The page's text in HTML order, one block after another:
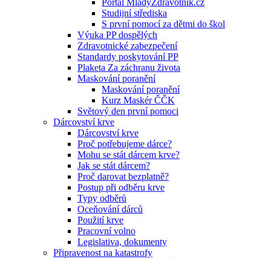
Portál MladyZdravotnik.cz
Studijní střediska
S první pomocí za dětmi do škol
Výuka PP dospělých
Zdravotnické zabezpečení
Standardy poskytování PP
Plaketa Za záchranu života
Maskování poranění
Maskování poranění
Kurz Maskér ČČK
Světový den první pomoci
Dárcovství krve
Dárcovství krve
Proč potřebujeme dárce?
Mohu se stát dárcem krve?
Jak se stát dárcem?
Proč darovat bezplatně?
Postup při odběru krve
Typy odběrů
Oceňování dárců
Použití krve
Pracovní volno
Legislativa, dokumenty
Připravenost na katastrofy